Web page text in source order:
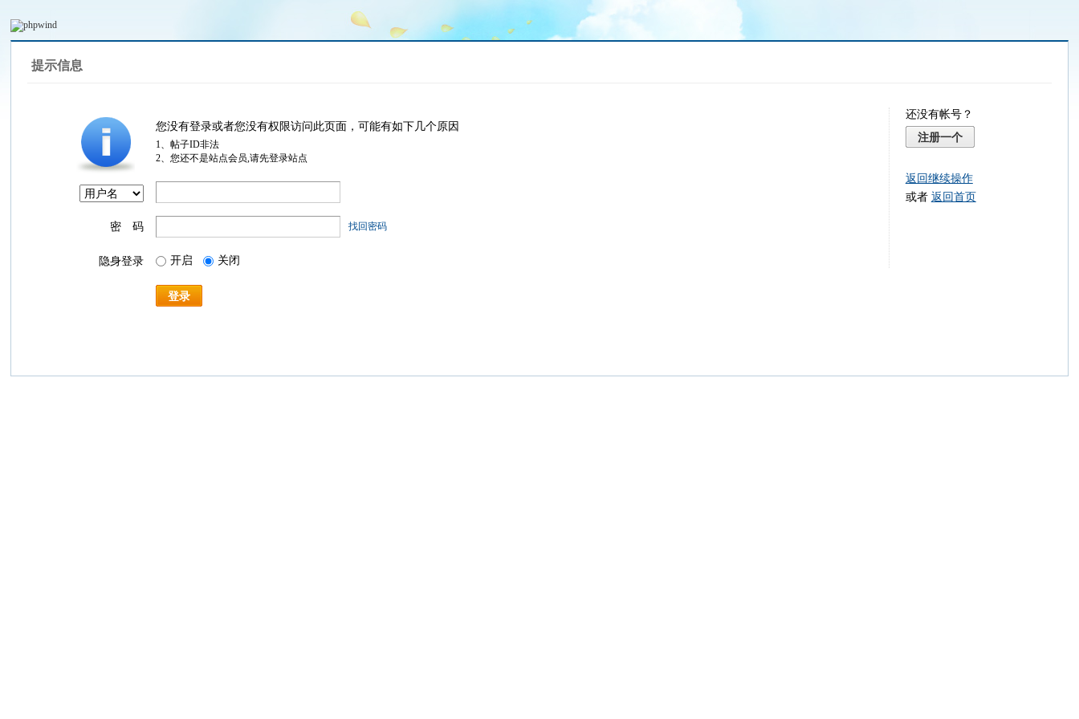
提示信息
您没有登录或者您没有权限访问此页面，可能有如下几个原因
1、帖子ID非法
2、您还不是站点会员,请先登录站点
密 码 找回密码
隐身登录 开启 关闭
登录
还没有帐号？
注册一个
返回继续操作
或者 返回首页